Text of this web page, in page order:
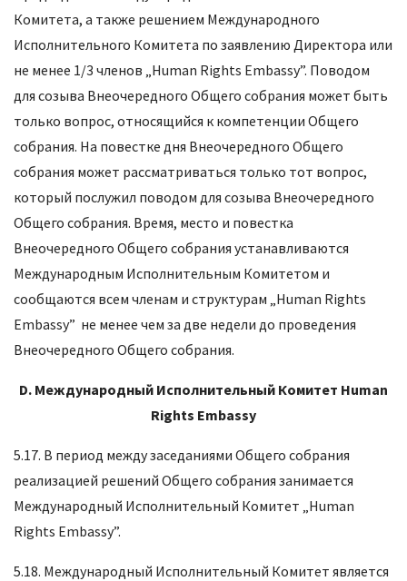
Комитета, а также решением Международного
Исполнительного Комитета по заявлению Директора или
не менее 1/3 членов „Human Rights Embassy”. Поводом
для созыва Внеочередного Общего собрания может быть
только вопрос, относящийся к компетенции Общего
собрания. На повестке дня Внеочередного Общего
собрания может рассматриваться только тот вопрос,
который послужил поводом для созыва Внеочередного
Общего собрания. Время, место и повестка
Внеочередного Общего собрания устанавливаются
Международным Исполнительным Комитетом и
сообщаются всем членам и структурам „Human Rights
Embassy” не менее чем за две недели до проведения
Внеочередного Общего собрания.
D. Международный Исполнительный Комитет Human
Rights Embassy
5.17. В период между заседаниями Общего собрания
реализацией решений Общего собрания занимается
Международный Исполнительный Комитет „Human
Rights Embassy”.
5.18. Международный Исполнительный Комитет является